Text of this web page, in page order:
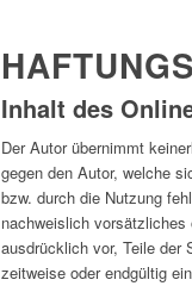
Inhalt des
Der Autor übernimmt
gegen den Autor, welche
bzw. durch die Nutzung
nachweislich
ausdrücklich vor, Teile der
zeitweise oder endgültig